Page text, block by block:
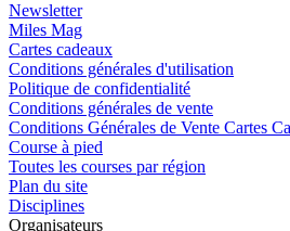
Newsletter
Miles Mag
Cartes cadeaux
Conditions générales d'utilisation
Politique de confidentialité
Conditions générales de vente
Conditions Générales de Vente Cartes
Course à pied
Toutes les courses par région
Plan du site
Disciplines
Organisateurs